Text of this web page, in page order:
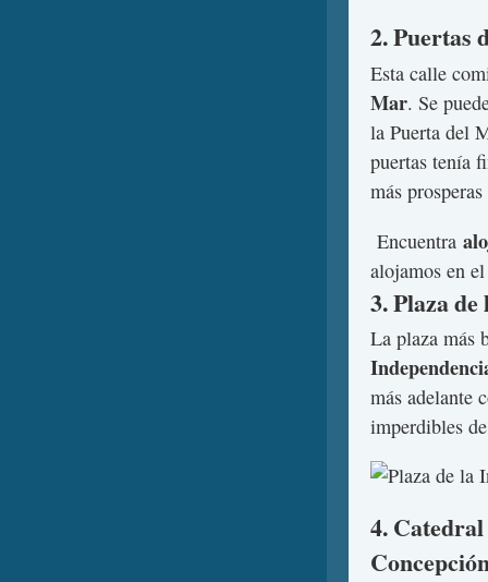
2. Puertas
Esta calle
Mar. Se
la Puerta del
puertas tenía
más
Encuentra
alojamos en
3. Plaza
La plaza más
más adelante
imperdibles
4.